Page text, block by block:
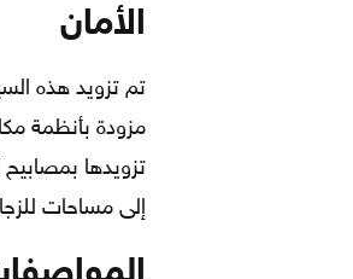
الأمان
تم تزويد هذه
تزويدها
إلى مساحات